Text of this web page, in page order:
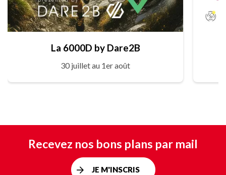
La 6000D by Dare2B
30 juillet au 1er août
Recevez nos bons plans par mail
JE M'INSCRIS